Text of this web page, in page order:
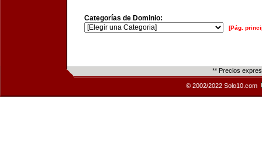
Categorías de Dominio:
[Pág.
** Precios
© 2002/2022 Solo10.com